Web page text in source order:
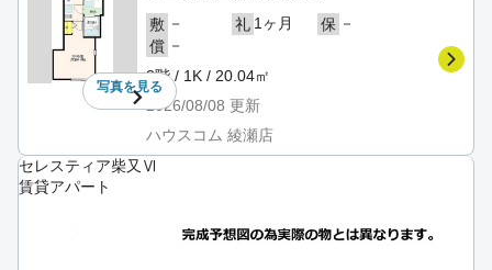
写真を見る
敷 － 礼 1ヶ月 保 －
償 －
3階 / 1K / 20.04㎡
2026/08/08 更新
ハウスコム 綾瀬店
セレスティア柴又Ⅵ
賃貸アパート